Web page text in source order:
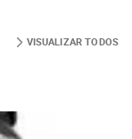
VISUALIZAR TODOS